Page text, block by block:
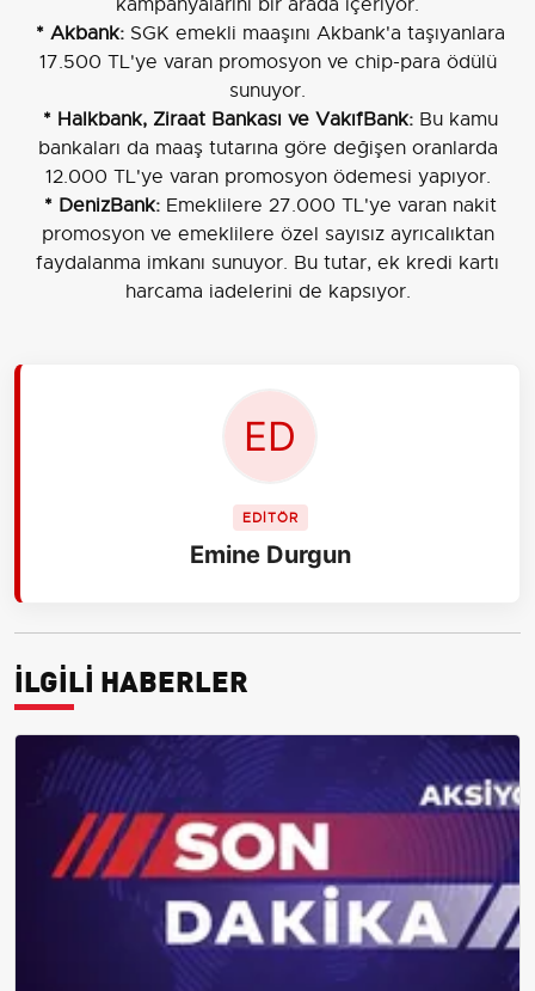
kampanyalarını bir arada içeriyor.
* Akbank: SGK emekli maaşını Akbank'a taşıyanlara
17.500 TL'ye varan promosyon ve chip-para ödülü
sunuyor.
* Halkbank, Ziraat Bankası ve VakıfBank: Bu kamu
bankaları da maaş tutarına göre değişen oranlarda
12.000 TL'ye varan promosyon ödemesi yapıyor.
* DenizBank: Emeklilere 27.000 TL'ye varan nakit
promosyon ve emeklilere özel sayısız ayrıcalıktan
faydalanma imkanı sunuyor. Bu tutar, ek kredi kartı
harcama iadelerini de kapsıyor.
EDİTÖR
Emine Durgun
İLGİLİ HABERLER